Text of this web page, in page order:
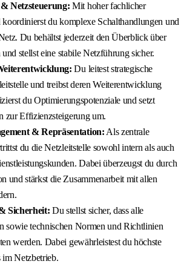
Netzsteuerung: Mit hoher fachlicher
koordinierst du komplexe Schalthandlungen und
Du behältst jederzeit den Überblick über
stellst eine stabile Netzführung sicher.
Du leitest strategische
und treibst deren Weiterentwicklung
du Optimierungspotenziale und setzt
zur Effizienzsteigerung um.
& Repräsentation: Als zentrale
du die Netzleitstelle sowohl intern als auch
Dabei überzeugst du durch
und stärkst die Zusammenarbeit mit allen
Sicherheit: Du stellst sicher, dass alle
sowie technischen Normen und Richtlinien
werden. Dabei gewährleistest du höchste
im Netzbetrieb.